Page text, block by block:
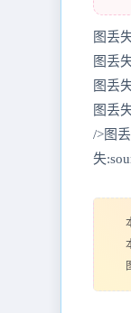
图丢
图丢
图丢
图丢
/>图丢
失